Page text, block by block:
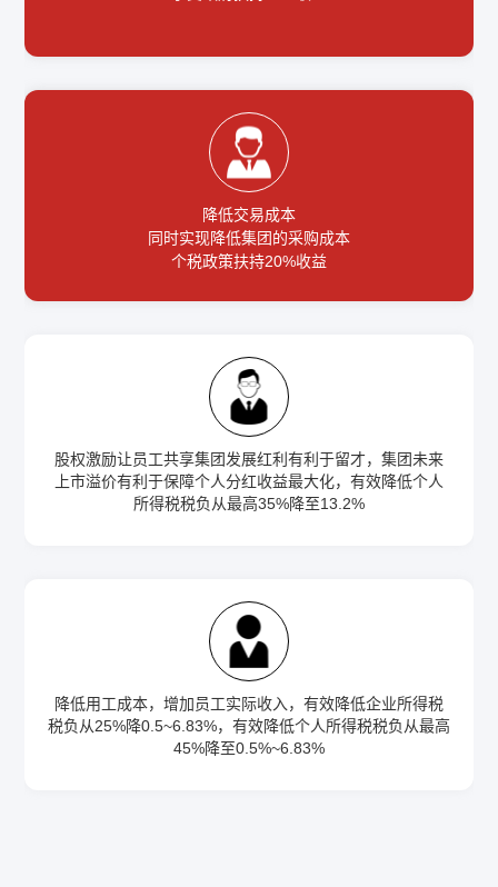
降低交易成本
同时实现降低集团的采购成本
个税政策扶持20%收益
股权激励让员工共享集团发展红利有利于留才，集团未来
上市溢价有利于保障个人分红收益最大化，有效降低个人
所得税税负从最高35%降至13.2%
降低用工成本，增加员工实际收入，有效降低企业所得税
税负从25%降0.5~6.83%，有效降低个人所得税税负从最高
45%降至0.5%~6.83%